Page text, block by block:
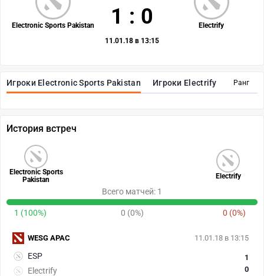
Ранг
Игроки Electronic Sports Pakistan Игроки Electrify
Electronic Sports Pakistan Electrify
1 : 0
11.01.18 в 13:15
История встреч
Electronic Sports
Pakistan
Electrify
Всего матчей: 1
1 (100%) 0 (0%) 0 (0%)
11.01.18 в 13:15
ESP
Electrify
1
0
WESG APAC